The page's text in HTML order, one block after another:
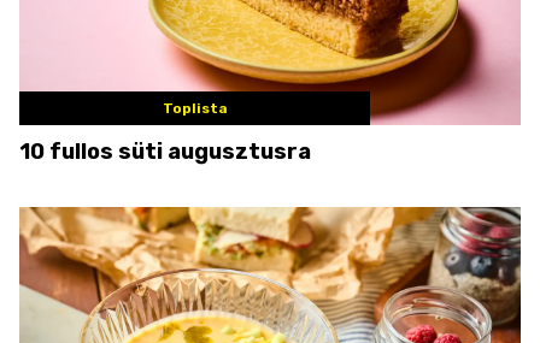
Toplista
10 fullos süti augusztusra